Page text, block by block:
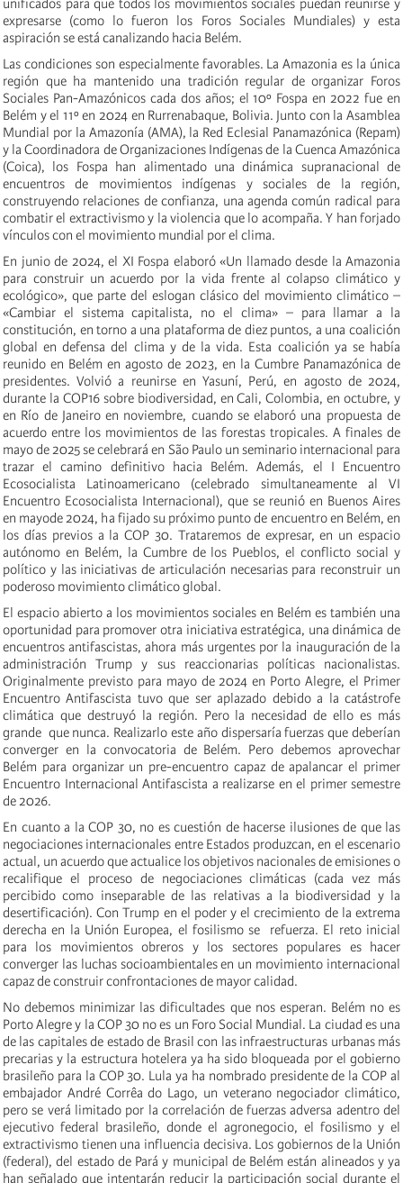
unificados para que todos los movimientos sociales puedan reunirse y
expresarse (como lo fueron los Foros Sociales Mundiales) y esta
aspiración se está canalizando hacia Belém.
Las condiciones son especialmente favorables. La Amazonia es la única
región que ha mantenido una tradición regular de organizar Foros
Sociales Pan-Amazónicos cada dos años; el 10º Fospa en 2022 fue en
Belém y el 11º en 2024 en Rurrenabaque, Bolivia. Junto con la Asamblea
Mundial por la Amazonía (AMA), la Red Eclesial Panamazónica (Repam)
y la Coordinadora de Organizaciones Indígenas de la Cuenca Amazónica
(Coica), los Fospa han alimentado una dinámica supranacional de
encuentros de movimientos indígenas y sociales de la región,
construyendo relaciones de confianza, una agenda común radical para
combatir el extractivismo y la violencia que lo acompaña. Y han forjado
vínculos con el movimiento mundial por el clima.
En junio de 2024, el XI Fospa elaboró «Un llamado desde la Amazonia
para construir un acuerdo por la vida frente al colapso climático y
ecológico», que parte del eslogan clásico del movimiento climático –
«Cambiar el sistema capitalista, no el clima» – para llamar a la
constitución, en torno a una plataforma de diez puntos, a una coalición
global en defensa del clima y de la vida. Esta coalición ya se había
reunido en Belém en agosto de 2023, en la Cumbre Panamazónica de
presidentes. Volvió a reunirse en Yasuní, Perú, en agosto de 2024,
durante la COP16 sobre biodiversidad, en Cali, Colombia, en octubre, y
en Río de Janeiro en noviembre, cuando se elaboró una propuesta de
acuerdo entre los movimientos de las forestas tropicales. A finales de
mayo de 2025 se celebrará en São Paulo un seminario internacional para
trazar el camino definitivo hacia Belém. Además, el I Encuentro
Ecosocialista Latinoamericano (celebrado simultaneamente al VI
Encuentro Ecosocialista Internacional), que se reunió en Buenos Aires
en mayode 2024, ha fijado su próximo punto de encuentro en Belém, en
los días previos a la COP 30. Trataremos de expresar, en un espacio
autónomo en Belém, la Cumbre de los Pueblos, el conflicto social y
político y las iniciativas de articulación necesarias para reconstruir un
poderoso movimiento climático global.
El espacio abierto a los movimientos sociales en Belém es también una
oportunidad para promover otra iniciativa estratégica, una dinámica de
encuentros antifascistas, ahora más urgentes por la inauguración de la
administración Trump y sus reaccionarias políticas nacionalistas.
Originalmente previsto para mayo de 2024 en Porto Alegre, el Primer
Encuentro Antifascista tuvo que ser aplazado debido a la catástrofe
climática que destruyó la región. Pero la necesidad de ello es más
grande que nunca. Realizarlo este año dispersaría fuerzas que deberían
converger en la convocatoria de Belém. Pero debemos aprovechar
Belém para organizar un pre-encuentro capaz de apalancar el primer
Encuentro Internacional Antifascista a realizarse en el primer semestre
de 2026.
En cuanto a la COP 30, no es cuestión de hacerse ilusiones de que las
negociaciones internacionales entre Estados produzcan, en el escenario
actual, un acuerdo que actualice los objetivos nacionales de emisiones o
recalifique el proceso de negociaciones climáticas (cada vez más
percibido como inseparable de las relativas a la biodiversidad y la
desertificación). Con Trump en el poder y el crecimiento de la extrema
derecha en la Unión Europea, el fosilismo se refuerza. El reto inicial
para los movimientos obreros y los sectores populares es hacer
converger las luchas socioambientales en un movimiento internacional
capaz de construir confrontaciones de mayor calidad.
No debemos minimizar las dificultades que nos esperan. Belém no es
Porto Alegre y la COP 30 no es un Foro Social Mundial. La ciudad es una
de las capitales de estado de Brasil con las infraestructuras urbanas más
precarias y la estructura hotelera ya ha sido bloqueada por el gobierno
brasileño para la COP 30. Lula ya ha nombrado presidente de la COP al
embajador André Corrêa do Lago, un veterano negociador climático,
pero se verá limitado por la correlación de fuerzas adversa adentro del
ejecutivo federal brasileño, donde el agronegocio, el fosilismo y el
extractivismo tienen una influencia decisiva. Los gobiernos de la Unión
(federal), del estado de Pará y municipal de Belém están alineados y ya
han señalado que intentarán reducir la participación social durante el